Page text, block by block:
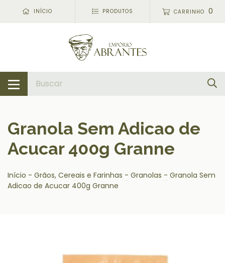
INÍCIO PRODUTOS CARRINHO 0
Granola Sem Adicao de
Acucar 400g Granne
Início - Grãos, Cereais e Farinhas - Granolas - Granola Sem
Adicao de Acucar 400g Granne